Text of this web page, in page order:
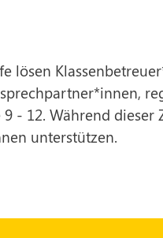
lösen
- 12. Während dieser
unterstützen.